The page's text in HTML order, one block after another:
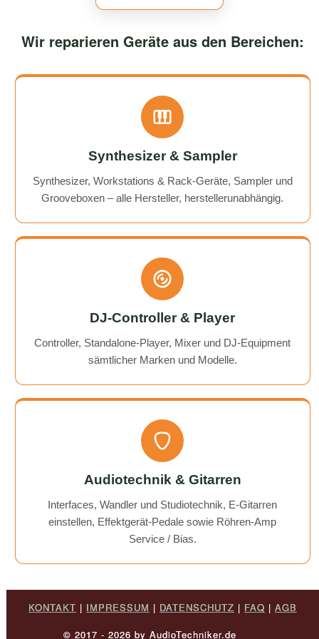
Wir reparieren Geräte aus den Bereichen:
Synthesizer & Sampler
Synthesizer, Workstations & Rack-Geräte, Sampler und
Grooveboxen – alle Hersteller, herstellerunabhängig.
DJ-Controller & Player
Controller, Standalone-Player, Mixer und DJ-Equipment
sämtlicher Marken und Modelle.
Audiotechnik & Gitarren
Interfaces, Wandler und Studiotechnik, E-Gitarren
einstellen, Effektgerät-Pedale sowie Röhren-Amp
Service / Bias.
KONTAKT | IMPRESSUM | DATENSCHUTZ | FAQ | AGB
© 2017 - 2026 by AudioTechniker.de